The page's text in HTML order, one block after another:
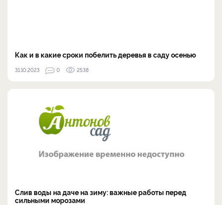
Как и в какие сроки побелить деревья в саду осенью
31.10.2023 0 2538
Слив воды на даче на зиму: важные работы перед
сильными морозами